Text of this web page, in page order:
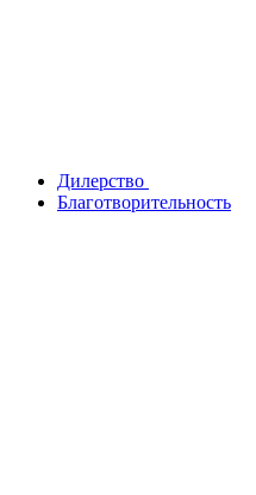
Дилерство
Благотворительность